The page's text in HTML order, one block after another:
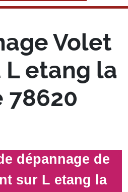
Volet
L etang la
78620
dépannage de
sur L etang la